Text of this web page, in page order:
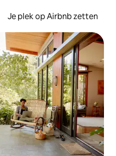
Je plek op Airbnb zetten